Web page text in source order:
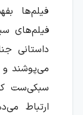
فیلم‌ها
فیلم‌های
داستانی
می‌پوشند و
سبکی‌ست که
ارتباط